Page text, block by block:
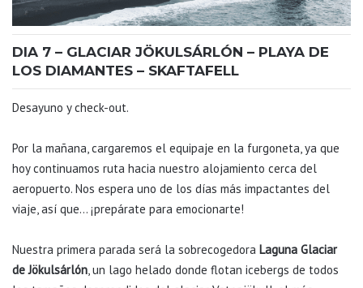
DIA 7 – GLACIAR JÖKULSÁRLÓN – PLAYA DE
LOS DIAMANTES – SKAFTAFELL
Desayuno y check-out.
Por la mañana, cargaremos el equipaje en la furgoneta, ya que
hoy continuamos ruta hacia nuestro alojamiento cerca del
aeropuerto. Nos espera uno de los días más impactantes del
viaje, así que… ¡prepárate para emocionarte!
Nuestra primera parada será la sobrecogedora Laguna Glaciar
de Jökulsárlón, un lago helado donde flotan icebergs de todos